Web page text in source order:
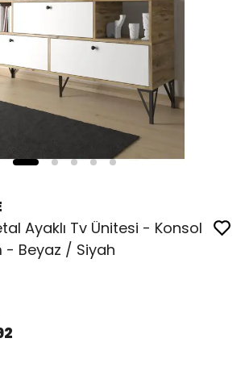
Ayaklı Tv Ünitesi - Konsol
Beyaz / Siyah